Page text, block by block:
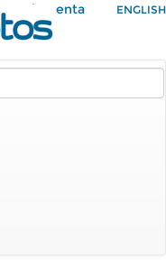
Mi Cuenta ENGLISH